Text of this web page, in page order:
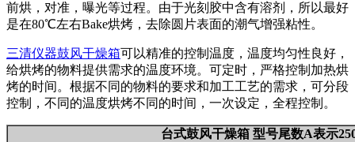
前烘，对准，曝光等过程。由于光刻胶中含有溶剂，所以最好
是在80℃左右Bake烘烤，去除圆片表面的潮气增强粘性。
三清仪器鼓风干燥箱可以精准的控制温度，温度均匀性良好，
给烘烤的物料提供需求的温度环境。可定时，严格控制加热烘
烤的时间。根据不同的物料的要求和加工工艺的需求，可分段
控制，不同的温度烘烤不同的时间，一次设定，全程控制。
台式鼓风干燥箱 型号尾数A表示